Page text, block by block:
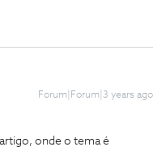
Forum|Forum|3 years ago
onde o tema é